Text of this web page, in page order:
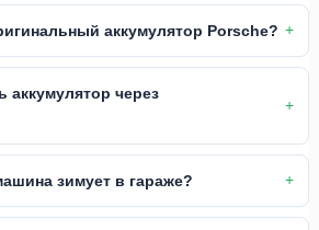
аккумулятор Porsche?
аккумулятор через
зимует в гараже?